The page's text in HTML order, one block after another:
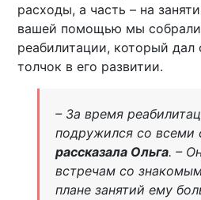
расходы, а часть – на
вашей помощью мы собрали
реабилитации, который
толчок в его развитии.
– За время
подружился со всеми
рассказала Ольга. –
встречам со
плане занятий ему